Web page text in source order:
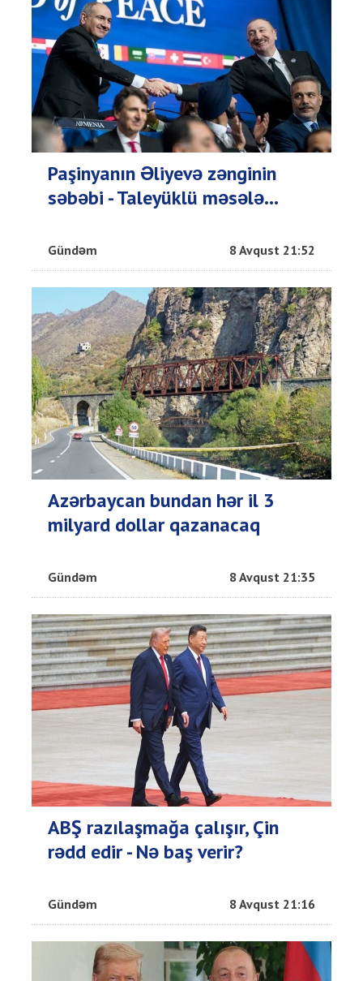
Paşinyanın Əliyevə zənginin
səbəbi - Taleyüklü məsələ...
Gündəm 8 Avqust 21:52
Azərbaycan bundan hər il 3
milyard dollar qazanacaq
Gündəm 8 Avqust 21:35
ABŞ razılaşmağa çalışır, Çin
rədd edir - Nə baş verir?
Gündəm 8 Avqust 21:16